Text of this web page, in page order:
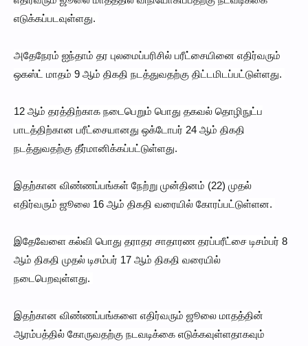
எடுக்கப்படவுள்ளது.
அதேநேரம் ஐந்தாம் தர புலமைப்பரிசில் பரீட்சையினை எதிர்வரும்
ஒகஸ்ட் மாதம் 9 ஆம் திகதி நடத்துவதற்கு திட்டமிடப்பட்டுள்ளது.
12 ஆம் தரத்திற்காக நடைபெறும் பொது தகவல் தொழிநுட்ப
பாடத்திற்கான பரீட்சையானது ஒக்டோபர் 24 ஆம் திகதி
நடத்துவதற்கு தீர்மானிக்கப்பட்டுள்ளது.
இதற்கான விண்ணப்பங்கள் நேற்று முன்தினம் (22) முதல்
எதிர்வரும் ஜூலை 16 ஆம் திகதி வரையில் கோரப்பட்டுள்ளன.
இதேவேளை கல்வி பொது தராதர சாதாரண தரப்பரீட்சை டிசம்பர் 8
ஆம் திகதி முதல் டிசம்பர் 17 ஆம் திகதி வரையில்
நடைபெறவுள்ளது.
இதற்கான விண்ணப்பங்களை எதிர்வரும் ஜூலை மாதத்தின்
ஆரம்பத்தில் கோருவதற்கு நடவடிக்கை எடுக்கவுள்ளதாகவும்